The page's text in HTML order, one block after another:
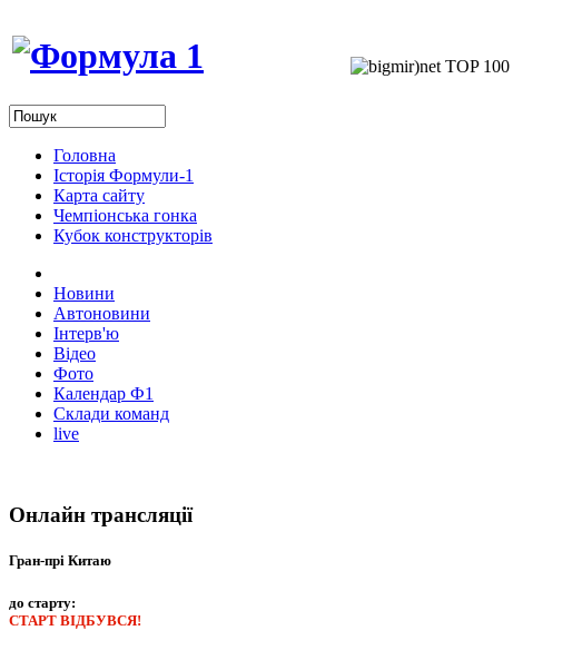
Головна
Історія Формули-1
Карта сайту
Чемпіонська гонка
Кубок конструкторів
Новини
Автоновини
Інтерв'ю
Відео
Фото
Календар Ф1
Склади команд
live
Онлайн трансляції
Гран-прі Китаю
до старту:
СТАРТ ВІДБУВСЯ!